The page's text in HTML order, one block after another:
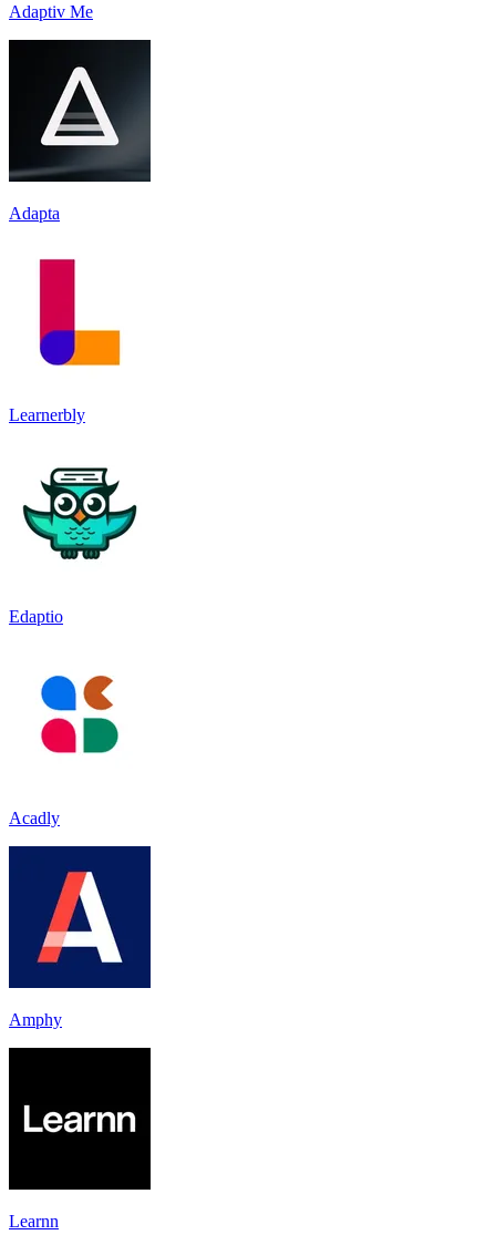
Adaptiv Me
Adapta
Learnerbly
Edaptio
Acadly
Amphy
Learnn